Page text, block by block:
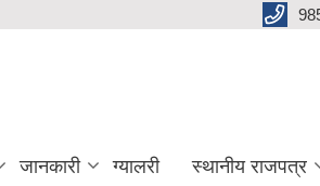
जानकारी ग्यालरी स्थानीय राजपत्र